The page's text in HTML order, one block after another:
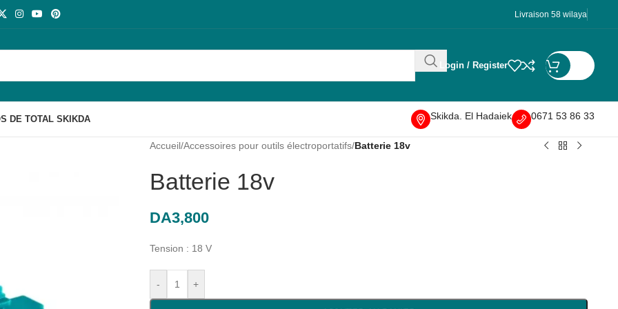
Livraison 58 wilaya
Login / Register
DE TOTAL SKIKDA Skikda. El Hadaiek 0671 53 86 33
Accueil/Accessoires pour outils électroportatifs/Batterie 18v
Batterie 18v
DA3,800
Tension : 18 V
- +